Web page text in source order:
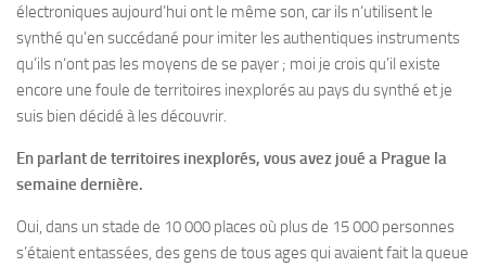
électroniques aujourd’hui ont le même son, car ils n‘utilisent le
synthé qu’en succédané pour imiter les authentiques instruments
qu’ils n‘ont pas les moyens de se payer ; moi je crois qu’il existe
encore une foule de territoires inexplorés au pays du synthé et je
suis bien décidé à les découvrir.
En parlant de territoires inexplorés, vous avez joué a Prague la
semaine dernière.
Oui, dans un stade de 10 000 places où plus de 15 000 personnes
s’étaient entassées, des gens de tous ages qui avaient fait la queue